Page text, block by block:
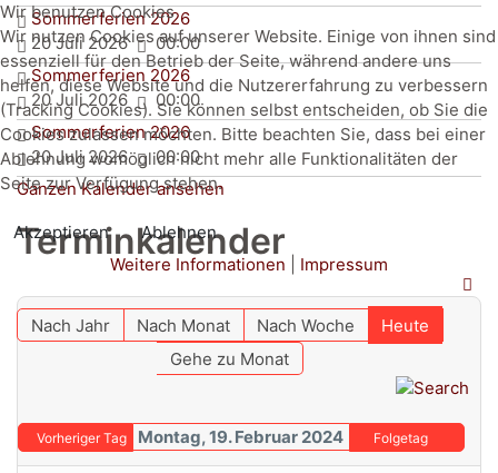
Sommerferien 2026
20 Juli 2026
00:00
Sommerferien 2026
20 Juli 2026
00:00
Sommerferien 2026
20 Juli 2026
00:00
Ganzen Kalender ansehen
Terminkalender
Nach Jahr Nach Monat Nach Woche
Heute
Gehe zu Monat
Vorheriger Tag Montag, 19. Februar 2024 Folgetag
Wir benutzen Cookies
Wir nutzen Cookies auf unserer Website. Einige von ihnen sind
essenziell für den Betrieb der Seite, während andere uns
helfen, diese Website und die Nutzererfahrung zu verbessern
(Tracking Cookies). Sie können selbst entscheiden, ob Sie die
Cookies zulassen möchten. Bitte beachten Sie, dass bei einer
Ablehnung womöglich nicht mehr alle Funktionalitäten der
Seite zur Verfügung stehen.
Akzeptieren
Ablehnen
Weitere Informationen
Impressum